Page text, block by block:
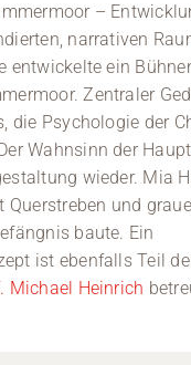
–
narrativen
entwickelte ein
Zentraler
die Psychologie der
Wahnsinn der
wieder. Mia
und
baute. Ein
ist ebenfalls Teil
Michael Heinrich